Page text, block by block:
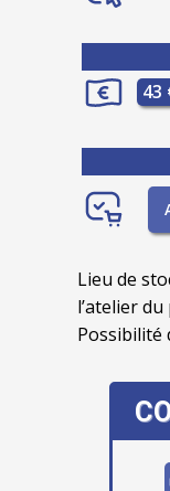
43
Lieu de
l’atelier
Possibilité